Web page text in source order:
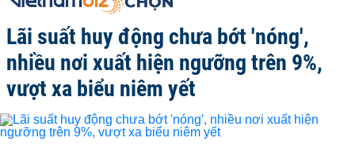
Lãi suất huy động chưa bớt 'nóng',
nhiều nơi xuất hiện ngưỡng trên 9%,
vượt xa biểu niêm yết